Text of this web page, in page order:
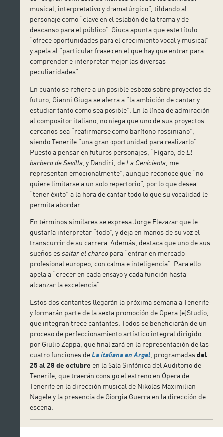
musical, interpretativo y dramatúrgico”, tildando al
personaje como “clave en el eslabón de la trama y de
descanso para el público”. Giuca apunta que este título
“ofrece oportunidades para el crecimiento vocal y musical”
y apela al “particular fraseo en el que hay que entrar para
comprender e interpretar mejor las diversas
peculiaridades”.
En cuanto se refiere a un posible esbozo sobre proyectos de
futuro, Gianni Giuga se aferra a “la ambición de cantar y
estudiar tanto como sea posible”. En la línea de admiración
al compositor italiano, no niega que uno de sus proyectos
cercanos sea “reafirmarse como barítono rossiniano”,
siendo Tenerife “una gran oportunidad para realizarlo”.
Puesto a pensar en futuros personajes, “Fígaro, de El
barbero de Sevilla, y Dandini, de La Cenicienta , me
representan emocionalmente”, aunque reconoce que “no
quiere limitarse a un solo repertorio”, por lo que desea
“tener éxito” a la hora de cantar todo lo que su vocalidad le
permita abordar.
En términos similares se expresa Jorge Elezazar que le
gustaría interpretar “todo”, y deja en manos de su voz el
transcurrir de su carrera. Además, destaca que uno de sus
sueños essaltar el charco para “entrar en mercado
profesional europeo, con calma e inteligencia”. Para ello
apela a “crecer en cada ensayo y cada función hasta
alcanzar la excelencia”.
Estos dos cantantes llegarán la próxima semana a Tenerife
y formarán parte de la sexta promoción de Opera (e)Studio,
que integran trece cantantes. Todos se beneficiarán de un
proceso de perfeccionamiento artístico integral dirigido
por Giulio Zappa, que finalizará en la representación de las
cuatro funciones deLa italiana en Argel , programadasdel
25 al 28 de octubre en la Sala Sinfónica del Auditorio de
Tenerife, que traerán consigo el estreno en Ópera de
Tenerife en la dirección musical de Nikolas Maximilian
Nägele y la presencia de Giorgia Guerra en la dirección de
escena.